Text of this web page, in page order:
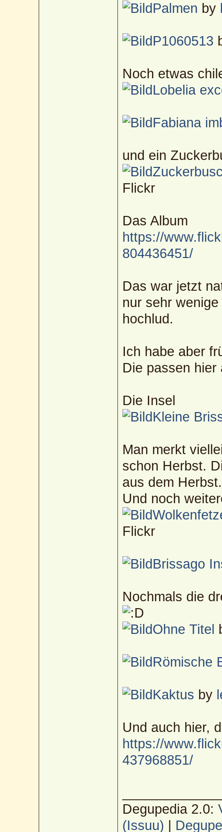
Palmen by
P1060513
Noch etwas
Lobelia
Fabiana
und ein
Flickr
Das Album
https://
804436451/
Das war jetzt
nur sehr
hochlud.
Ich habe aber
Die passen
Die Insel
Kleine
Man merkt
schon Herbst.
aus dem Herbst.
Und noch
Flickr
Brissago
Nochmals die
Ohne Titel
Römische
Kaktus by
Und auch hier,
https://
437968851/
Degupedia 2.0:
(Issuu)